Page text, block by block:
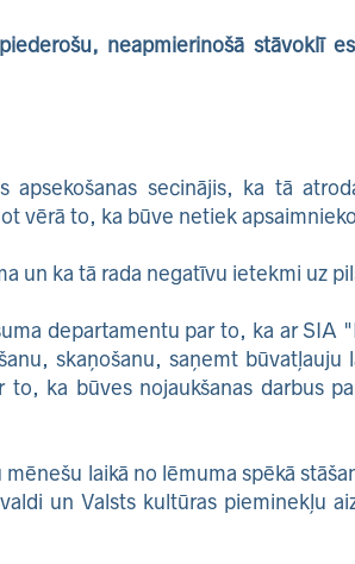
neapmierinošā stāvoklī
secinājis, ka tā
vērā to, ka būve netiek
un ka tā rada negatīvu ietekmi uz
departamentu par to, ka ar
skaņošanu, saņemt būvatļauju
ka būves nojaukšanas darbus
laikā no lēmuma spēkā
un Valsts kultūras pieminekļu